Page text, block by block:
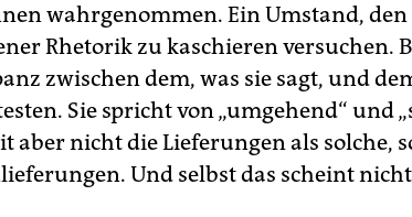
wahrgenommen. Ein Umstand, den
Rhetorik zu kaschieren versuchen.
zwischen dem, was sie sagt, und
Sie spricht von „umgehend“ und
aber nicht die Lieferungen als solche,
Und selbst das scheint